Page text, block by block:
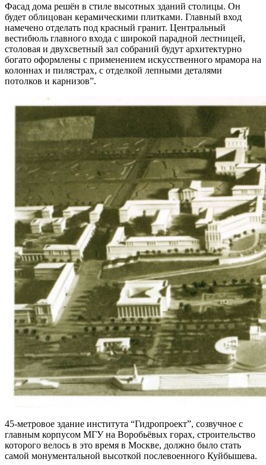
Фасад дома решён в стиле высотных зданий столицы. Он
будет облицован керамическими плитками. Главный вход
намечено отделать под красный гранит. Центральный
вестибюль главного входа с широкой парадной лестницей,
столовая и двухсветный зал собраний будут архитектурно
богато оформлены с применением искусственного мрамора на
колоннах и пилястрах, с отделкой лепными деталями
потолков и карнизов”.
45-метровое здание института “Гидропроект”, созвучное с
главным корпусом МГУ на Воробьёвых горах, строительство
которого велось в это время в Москве, должно было стать
самой монументальной высоткой послевоенного Куйбышева.